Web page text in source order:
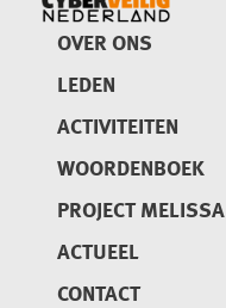
OVER ONS
LEDEN
ACTIVITEITEN
WOORDENBOEK
PROJECT MELISSA
ACTUEEL
CONTACT